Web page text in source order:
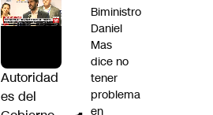
Autoridad
es del
Biministro
Daniel
Mas
dice no
tener
problema
en